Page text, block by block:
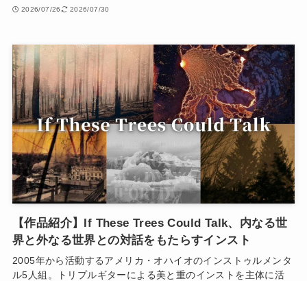
2026/07/26 2026/07/30
【作品紹介】If These Trees Could Talk、内なる世
界と外なる世界との対話をもたらすインスト
2005年から活動するアメリカ・オハイオのインストゥルメンタ
ル5人組。トリプルギターによる美と重のインストを主体に活